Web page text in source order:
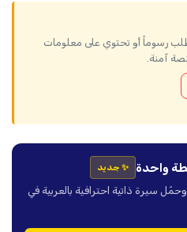
رسوماً أو تحتوي على معلومات
آمنة.
واحدة ✨ جديد
سيرة ذاتية احترافية بالعربية في